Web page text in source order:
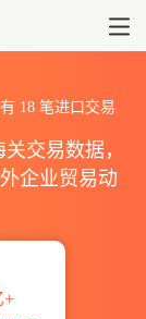
18笔进口交易
交易数据，
企业贸易动
+